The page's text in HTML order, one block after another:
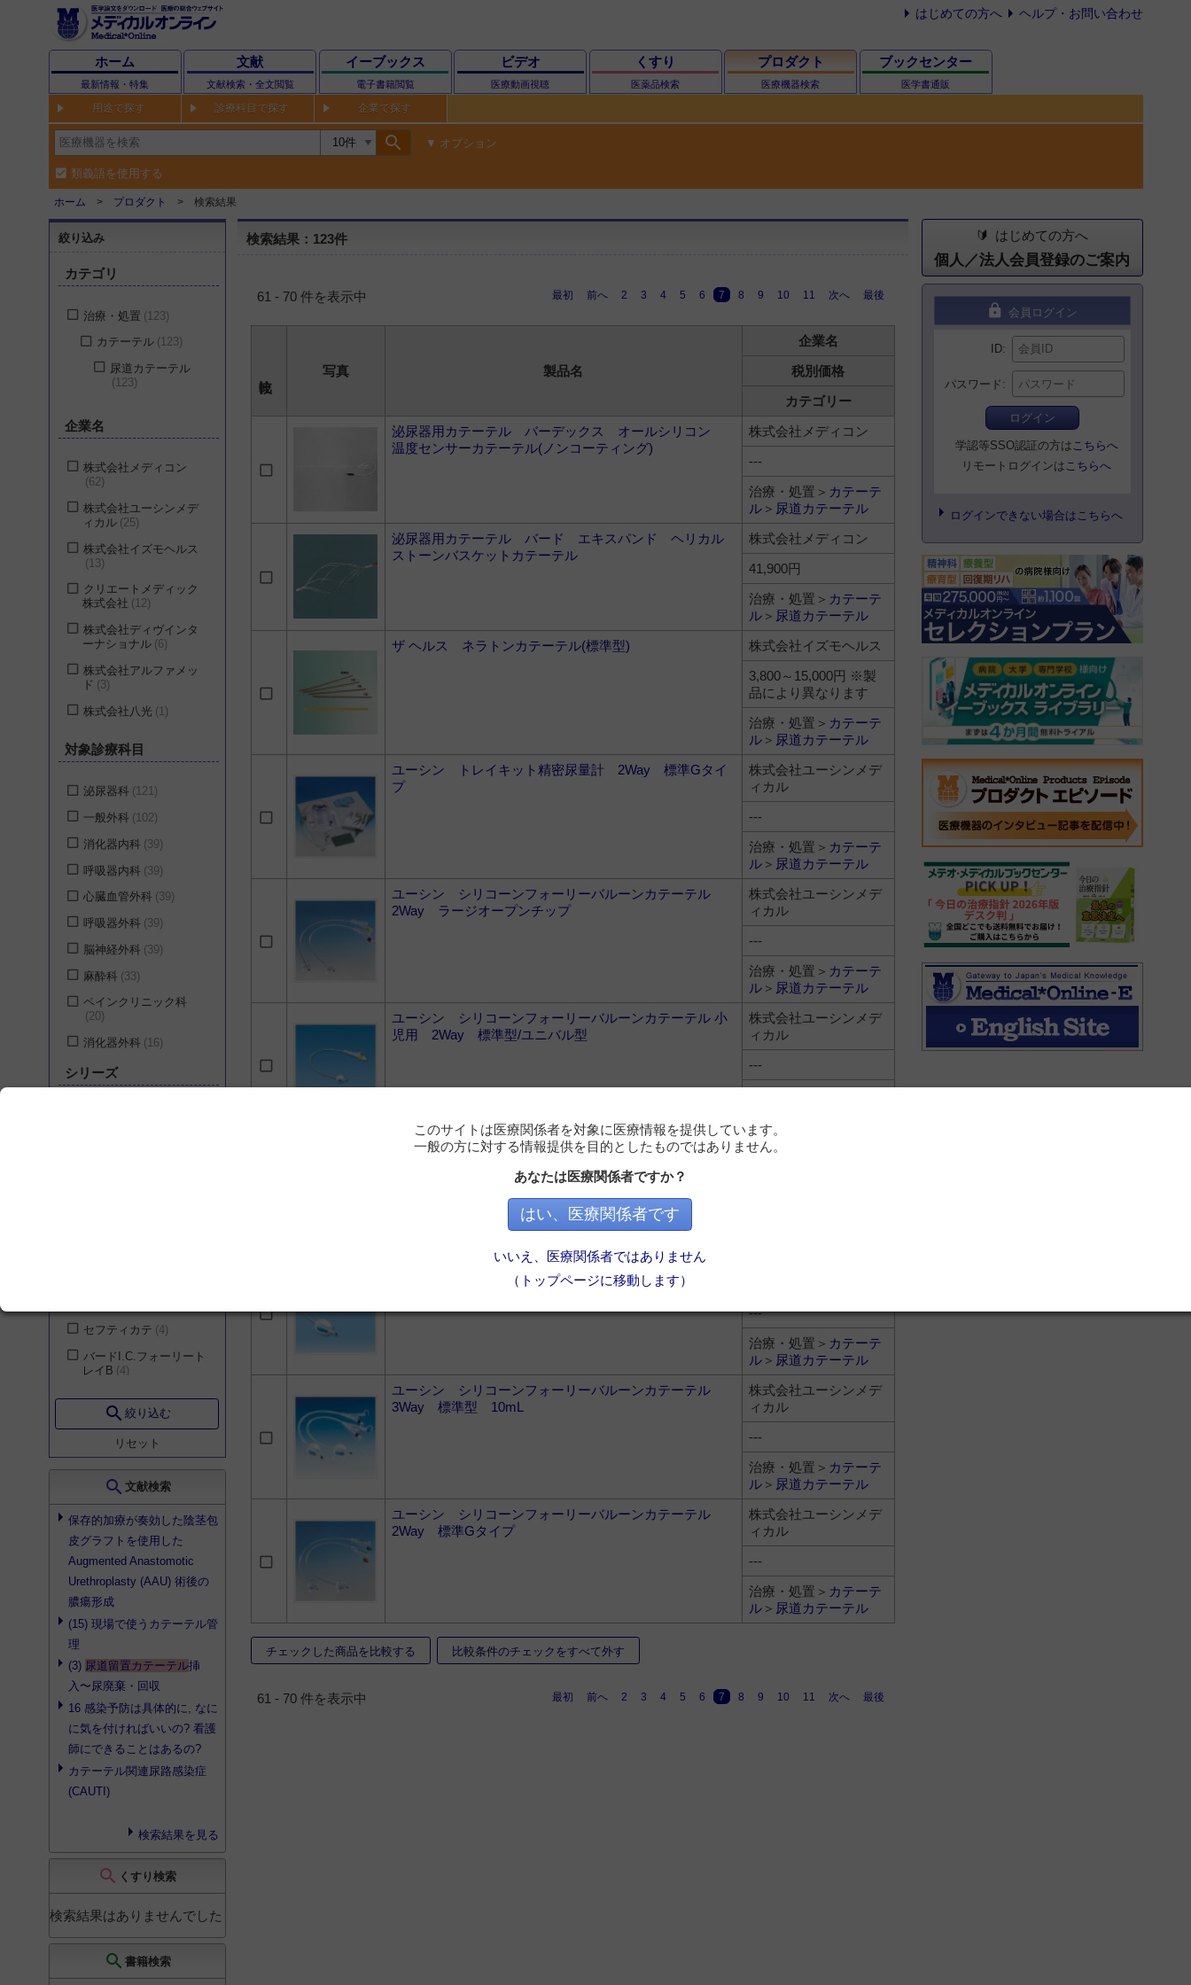
はじめての方へ ヘルプ・お問い合わせ
ホーム
最新情報・特集
文献
文献検索・全文閲覧
イーブックス
電子書籍閲覧
ビデオ
医療動画視聴
くすり
医薬品検索
プロダクト
医療機器検索
ブックセンター
医学書通販
用途で探す 診療科目で探す 企業で探す
search オプション
類義語を使用する
ホーム プロダクト 検索結果
絞り込み
カテゴリ
治療・処置 123
カテーテル 123
尿道カテーテル
123
企業名
株式会社メディコン
62
株式会社ユーシンメデ
ィカル 25
株式会社イズモヘルス
13
クリエートメディック
株式会社 12
株式会社ディヴインタ
ーナショナル 6
株式会社アルファメッ
ド
3
株式会社八光 1
ム・エス 1
対象診療科目
泌尿器科 121
一般外科 102
消化器内科 39
呼吸器内科 39
心臓血管外科 39
呼吸器外科 39
脳神経外科 39
麻酔科 33
ペインクリニック科
20
消化器外科 16
小児外科
小児科 14
産科 14
整形外科 14
気管食道科
14
歯科・口腔外科 14
救急医学科 14
耳鼻咽喉科 13
リハビリテーション科
13
シリーズ
セフティカテ 4
バードI.C.フォーリート
レイB 4
アルファバルーンカテ
ーテル 3
チーマンカテーテル
シリコン
3
バード シルバーTSC
トレイ 3
X-フォース 2
バーデックス シルバ
ールブリキャス 2
バード バイオキャス
2
ャス 1
バーデックス シルバ
ールブリシル 1
バード シルバールブ
リシル 1
ルバールブリキャス
温度センサーカテーテ
1
ロートネラトンカテー
search 絞り込む
リセット
search 文献検索
保存的加療が奏効した陰茎包
皮グラフトを使用した
Augmented Anastomotic
Urethroplasty (AAU) 術後の
膿瘍形成
(15) 現場で使うカテーテル管
理
(3) 尿道留置カテーテル挿
入〜尿廃棄・回収
16 感染予防は具体的に, なに
に気を付ければいいの? 看護
師にできることはあるの?
カテーテル関連尿路感染症
(CAUTI)
検索結果を見る
search くすり検索
検索結果はありませんでした
search 書籍検索
検索結果：123件
61 - 70 件を表示中 最初 前へ 2 3 4 5 6 7 8 9 10 11 次へ 最後
写真 製品名
企業名
税別価格
カテゴリー
泌尿器用カテーテル バーデックス オールシリコン
温度センサーカテーテル(ノンコーティング)
株式会社メディコン
---
治療・処置＞ カテーテ
ル ＞ 尿道カテーテル
泌尿器用カテーテル バード エキスパンド ヘリカル
ストーンバスケットカテーテル
株式会社メディコン
41,900円
治療・処置＞ カテーテ
ル ＞ 尿道カテーテル
ザ ヘルス ネラトンカテーテル(標準型)
株式会社イズモヘルス
3,800～15,000円 ※製
品により異なります
治療・処置＞ カテーテ
ル ＞ 尿道カテーテル
ユーシン トレイキット精密尿量計 2Way 標準Gタイ
プ
株式会社ユーシンメデ
ィカル
---
治療・処置＞ カテーテ
ル ＞ 尿道カテーテル
ユーシン シリコーンフォーリーバルーンカテーテル
2Way ラージオープンチップ
株式会社ユーシンメデ
ィカル
---
治療・処置＞ カテーテ
ル ＞ 尿道カテーテル
ユーシン シリコーンフォーリーバルーンカテーテル 小
児用 2Way 標準型/ユニバル型
株式会社ユーシンメデ
ィカル
---
ユーシン シリコーンフォーリーバルーンカテーテル
2Way チーマン型
株式会社ユーシンメデ
ユーシン シリコーンフォーリーバルーンカテーテル
2Way 標準型 10mL（オープンチップタイプ）
---
治療・処置＞ カテーテ
ル ＞ 尿道カテーテル
ユーシン シリコーンフォーリーバルーンカテーテル
3Way 標準型 10mL
株式会社ユーシンメデ
ィカル
---
治療・処置＞ カテーテ
ル ＞ 尿道カテーテル
ユーシン シリコーンフォーリーバルーンカテーテル
2Way 標準Gタイプ
株式会社ユーシンメデ
ィカル
---
治療・処置＞ カテーテ
ル ＞ 尿道カテーテル
チェックした商品を比較する 比較条件のチェックをすべて外す
61 - 70 件を表示中 最初 前へ 2 3 4 5 6 7 8 9 10 11 次へ 最後
はじめての方へ
個人／法人会員登録のご案内
lock 会員ログイン
ID
パスワード
ログイン
学認等SSO認証の方は こちらへ
リモートログインは こちらへ
ログインできない場合はこちらへ
このサイトは医療関係者を対象に医療情報を提供しています。
一般の方に対する情報提供を目的としたものではありません。
あなたは医療関係者ですか？
はい、医療関係者です
いいえ、医療関係者ではありません
（トップページに移動します）